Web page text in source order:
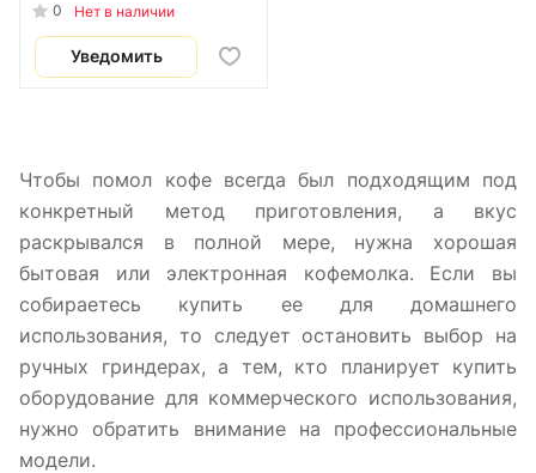
0 Нет в наличии
Уведомить
Чтобы помол кофе всегда был подходящим под
конкретный метод приготовления, а вкус
раскрывался в полной мере, нужна хорошая
бытовая или электронная кофемолка. Если вы
собираетесь купить ее для домашнего
использования, то следует остановить выбор на
ручных гриндерах, а тем, кто планирует купить
оборудование для коммерческого использования,
нужно обратить внимание на профессиональные
модели.